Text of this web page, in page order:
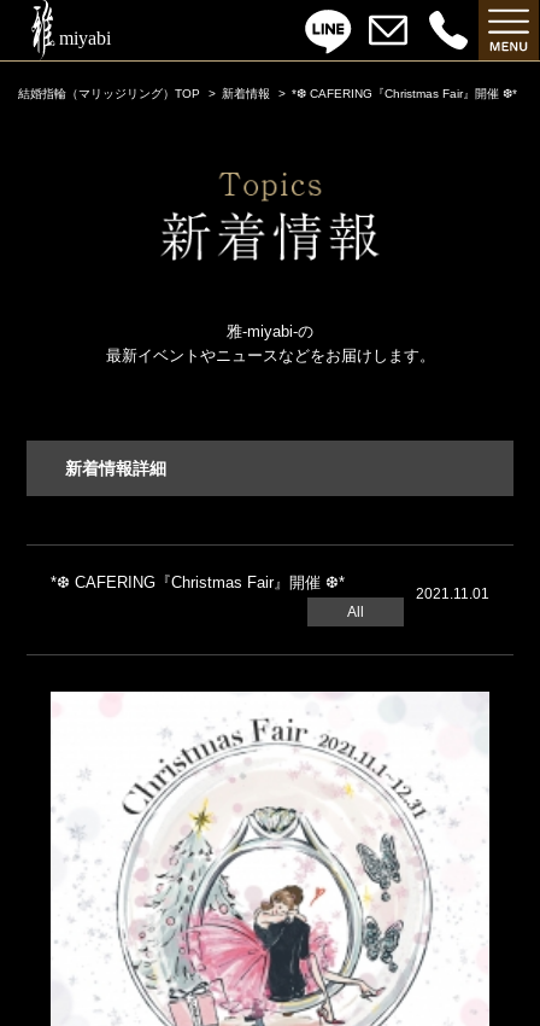
結婚指輪（マリッジリング）TOP 新着情報 *❆ CAFERING『Christmas Fair』開催 ❆*
雅-miyabi-の
最新イベントやニュースなどをお届けします。
新着情報詳細
*❆ CAFERING『Christmas Fair』開催 ❆*
2021.11.01
All